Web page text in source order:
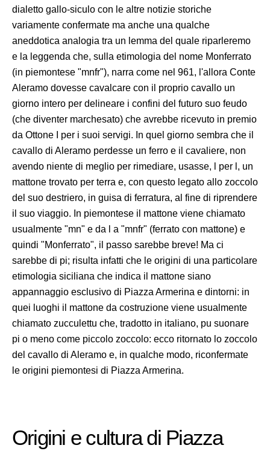
dialetto gallo-siculo con le altre notizie storiche
variamente confermate ma anche una qualche
aneddotica analogia tra un lemma del quale riparleremo
e la leggenda che, sulla etimologia del nome Monferrato
(in piemontese "mnfr"), narra come nel 961, l'allora Conte
Aleramo dovesse cavalcare con il proprio cavallo un
giorno intero per delineare i confini del futuro suo feudo
(che diventer marchesato) che avrebbe ricevuto in premio
da Ottone I per i suoi servigi. In quel giorno sembra che il
cavallo di Aleramo perdesse un ferro e il cavaliere, non
avendo niente di meglio per rimediare, usasse, l per l, un
mattone trovato per terra e, con questo legato allo zoccolo
del suo destriero, in guisa di ferratura, al fine di riprendere
il suo viaggio. In piemontese il mattone viene chiamato
usualmente "mn" e da l a "mnfr" (ferrato con mattone) e
quindi "Monferrato", il passo sarebbe breve! Ma ci
sarebbe di pi; risulta infatti che le origini di una particolare
etimologia siciliana che indica il mattone siano
appannaggio esclusivo di Piazza Armerina e dintorni: in
quei luoghi il mattone da costruzione viene usualmente
chiamato zucculettu che, tradotto in italiano, pu suonare
pi o meno come piccolo zoccolo: ecco ritornato lo zoccolo
del cavallo di Aleramo e, in qualche modo, riconfermate
le origini piemontesi di Piazza Armerina.
Origini e cultura di Piazza